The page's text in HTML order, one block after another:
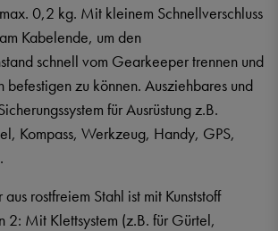
0,2 kg. Mit kleinem Schnellverschluss
Kabelende, um den
schnell vom Gearkeeper trennen und
befestigen zu können. Ausziehbares und
für Ausrüstung z.B.
Kompass, Werkzeug, Handy, GPS,
rostfreiem Stahl ist mit Kunststoff
2: Mit Klettsystem (z.B. für Gürtel,